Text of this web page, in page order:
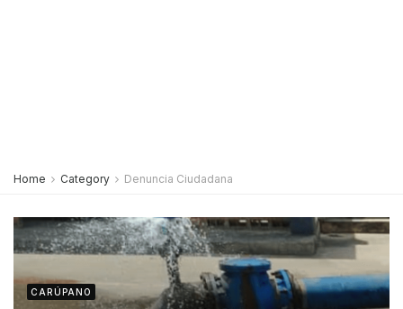
Home Category Denuncia Ciudadana
CARÚPANO